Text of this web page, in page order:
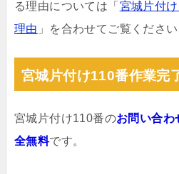
る理由については「 宮城片付
理由 」を合わせてご覧ください
宮城片付け110番作業完
宮城片付け110番のお問い合わ
全無料です。